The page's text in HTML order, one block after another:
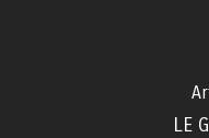
LE